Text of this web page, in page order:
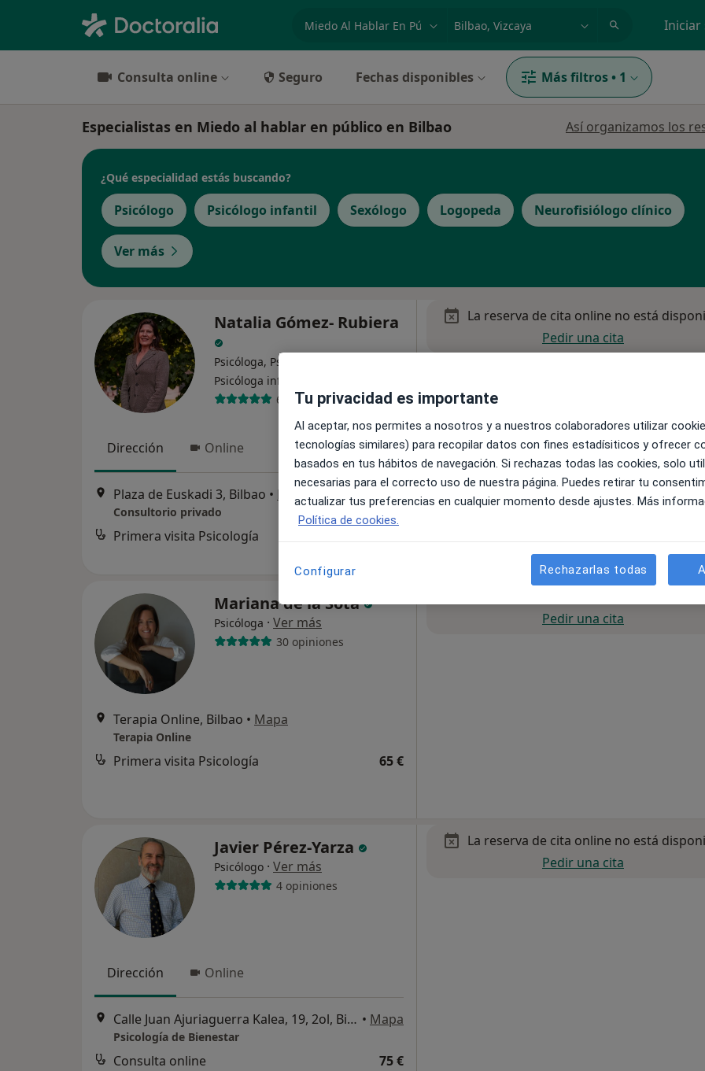
especialidad, enfermedad o nombre Iniciar
Consulta online Seguro Fechas disponibles Más filtros • 1
Especialistas en Miedo al hablar en público en Bilbao Así organizamos los
¿Qué especialidad estás buscando?
Psicólogo Psicólogo infantil Sexólogo Logopeda Neurofisiólogo clínico
Ver más
Natalia Gómez- Rubiera
Psicóloga, Psicopedagoga,
Psicóloga infantil
64 opiniones
Dirección Online
Plaza de Euskadi 3, Bilbao • Mapa
Consultorio privado
Primera visita Psicología
La reserva de cita online no está
Pedir una cita
Mariana de la Sota
Psicóloga · Ver más
30 opiniones
Terapia Online, Bilbao • Mapa
Terapia Online
Primera visita Psicología 65 €
Pedir una cita
Javier Pérez-Yarza
Psicólogo · Ver más
4 opiniones
Dirección Online
Calle Juan Ajuriaguerra Kalea, 19, 2ol, Bilbao • Mapa
Psicología de Bienestar
Consulta online 75 €
La reserva de cita online no está
Pedir una cita
Tu privacidad es importante
Al aceptar, nos permites a nosotros y a nuestros colaboradores utilizar
tecnologías similares) para recopilar datos con fines estadísiticos y ofrecer
basados en tus hábitos de navegación. Si rechazas todas las cookies, solo
necesarias para el correcto uso de nuestra página. Puedes retirar tu
actualizar tus preferencias en cualquier momento desde ajustes. Más
Política de cookies.
Configurar Rechazarlas todas